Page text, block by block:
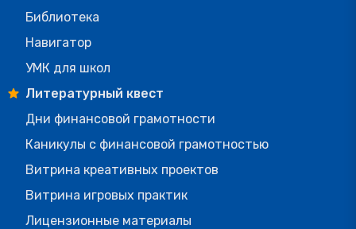
Библиотека
Навигатор
УМК для школ
Литературный квест
Дни финансовой грамотности
Каникулы с финансовой грамотностью
Витрина креативных проектов
Витрина игровых практик
Лицензионные материалы